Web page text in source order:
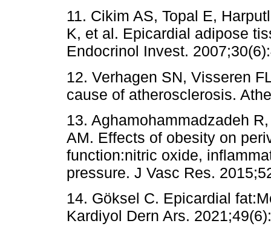
11. Cikim AS, Topal E,
K, et al. Epicardial adipose
Endocrinol Invest.
12. Verhagen SN, Visseren
cause of atherosclerosis.
13. Aghamohammadzadeh
AM. Effects of obesity on
function:nitric oxide,
pressure. J Vasc Res.
14. Göksel C. Epicardial
Kardiyol Dern Ars.